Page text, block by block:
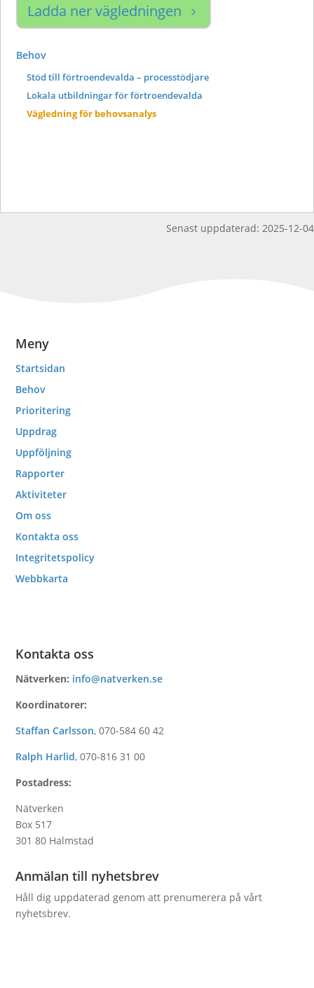
Ladda ner vägledningen
Behov
Stöd till förtroendevalda – processtödjare
Lokala utbildningar för förtroendevalda
Vägledning för behovsanalys
Senast uppdaterad: 2025-12-04
Meny
Startsidan
Behov
Prioritering
Uppdrag
Uppföljning
Rapporter
Aktiviteter
Om oss
Kontakta oss
Integritetspolicy
Webbkarta
Kontakta oss
Nätverken: info@natverken.se
Koordinatorer:
Staffan Carlsson,070-584 60 42
Ralph Harlid, 070-816 31 00
Postadress:
Nätverken
Box 517
301 80 Halmstad
Anmälan till nyhetsbrev
Håll dig uppdaterad genom att prenumerera på vårt
nyhetsbrev.